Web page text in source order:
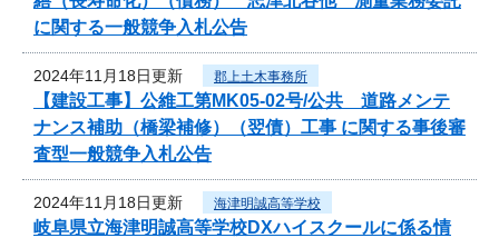
に関する一般競争入札公告
2024年11月18日更新 郡上土木事務所
【建設工事】公維工第MK05-02号/公共 道路メンテ
ナンス補助（橋梁補修）（翌債）工事 に関する事後審
査型一般競争入札公告
2024年11月18日更新 海津明誠高等学校
岐阜県立海津明誠高等学校DXハイスクールに係る情